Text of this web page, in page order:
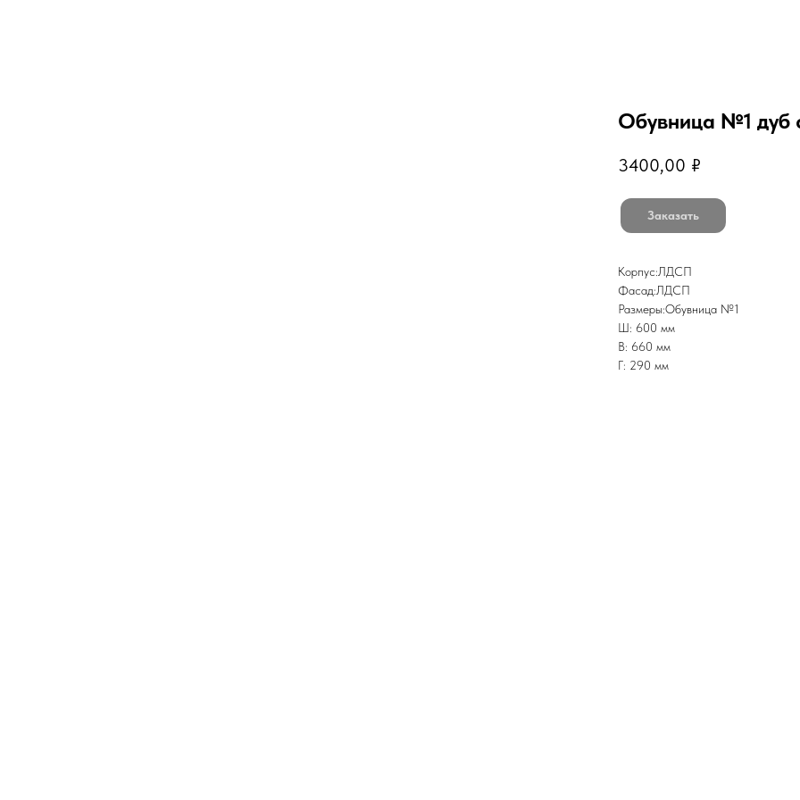
Обувница №1 дуб
3400,00 ₽
Заказать
Корпус:ЛДСП
Фасад:ЛДСП
Размеры:Обувница №1
Ш: 600 мм
В: 660 мм
Г: 290 мм